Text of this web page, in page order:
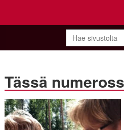
Hae
sivustolta
Tässä